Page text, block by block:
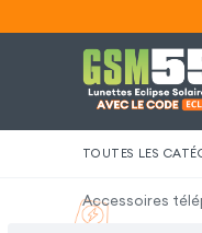
TOUTES LES
Accessoires